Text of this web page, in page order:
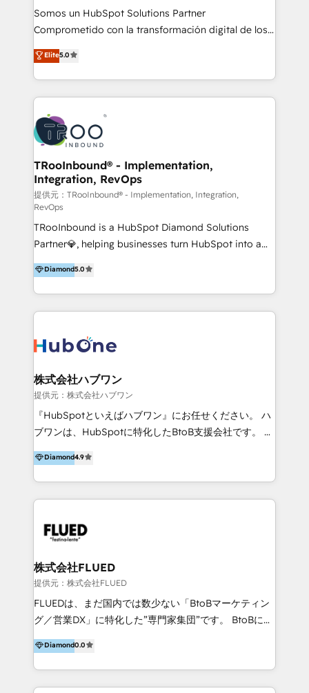
de construcción, educación, tecnología, retail, e-
commerce, salud, financieras, seguros y servicios,
tomar decisiones basadas en datos. 🌎 Highlights:
5+ años como partner HubSpot 100+
LATAM 2025 🏆 Impulsamos crecimiento con CRM +
IA en múltiples industrias. 👉 ¿Listo para transformar
Somos un HubSpot Solutions Partner
Comprometido con la transformación digital de los
procesos comerciales de las empresas en
Latinoamérica, con un enfoque en Marketing, Ventas
y Servicio al Cliente. Somos un equipo de trabajo
multidisciplinario de alto rendimiento, con
conocimiento y experiencia enfocado en: 1.
Optimizar la eficiencia operativa de nuestros
clientes 2. Mejorar la experiencia del cliente 3.
Asegurar resultados medibles Nos especializamos
en bancos, seguros, e-commerce, Desarrolladores
Inmobiliarios y Empresas Distribuidoras de
Productos
Elite5.0
TRooInbound® - Implementation,
Integration, RevOps
提供元：TRooInbound® - Implementation, Integration,
RevOps
TRooInbound is a HubSpot Diamond Solutions
Partner💎, helping businesses turn HubSpot into a
scalable growth engine. We work with startups, mid-
market, and enterprise teams to maximize
HubSpot’s full potential through: 💎HubSpot Audits,
Management & Optimization 💎RevOps-powered
Brand Development, Growth Strategy, AI SEO &
Integrations 💎Go-To-Market (GTM) Strategies &
Account-Based Marketing 💎CMS Development &
Conversion-Focused Websites With a 5.0⭐average
rating and 140+ verified client reviews on the
businesses globally for consistent delivery and high
client satisfaction. With deep HubSpot expertise and
your business with a proven and reliable HubSpot
Diamond Partner? 👉Connect with TRooInbound
today (https://www.trooinbound.com/contact-us)
Diamond5.0
株式会社ハブワン
提供元：株式会社ハブワン
『HubSpotといえばハブワン』にお任せください。 ハ
ブワンは、HubSpotに特化したBtoB支援会社です。 ノ
ーコードCMS構築、CRM／MA／SFAの設計・運用、他
システムAPI連携・開発、営業定着支援、カスタマーサ
クセス体制の設計まで、ワンストップ完結できる支援体
制を整えています。 HubSpotの導入支援だけでなく、
ナリオ設計まで含めてご提案。「導入して終わり」では
と。それが、ハブワンのスタンスです。 また、
HubSpotはもちろん、ferret One、WordPress、
Movable Type（Power CMS）などの各種CMSを活用
し、延べ100社以上のBtoB企業のサイト制作経験をもと
ーコードテーマテンプレートを独自開発。 企業のさま
ざまな課題やニーズに対して「戦略、設計・デザイン、
Diamond4.9
株式会社FLUED
提供元：株式会社FLUED
FLUEDは、まだ国内では数少ない「BtoBマーケティン
グ／営業DX」に特化した”専門家集団”です。 BtoBに特
化し、WEB制作や広告運用などのオンライン施策か
ら、インサイドセールスや展示会などのオフライン施策
まで支援しています。 「経験豊富な”専門家集団”によ
るプロジェクト参加型の支援」で、戦略・企画などのコ
Diamond0.0